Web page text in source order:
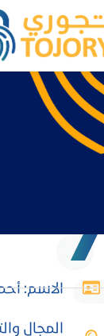
الاسم:
المجال